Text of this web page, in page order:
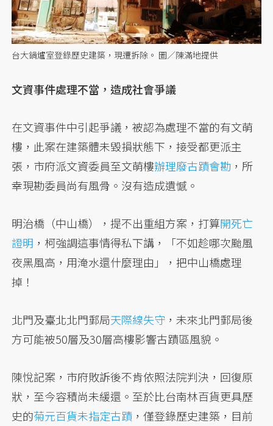
台大鍋爐室登錄歷史建築，現遭拆除。 圖／陳滿地提供
文資事件處理不當，造成社會爭議
在文資事件中引起爭議，被認為處理不當的有文萌
樓，此案在建築體未毀損狀態下，接受都更派主
張，市府派文資委員至文萌樓辦理廢古蹟會勘 ，所
幸現勘委員尚有風骨。沒有造成遺憾。
明治橋（中山橋），提不出重組方案，打算開死亡
證明 ，柯強調這事情得私下講，「不如趁哪次颱風
夜黑風高，用淹水還什麼理由」，把中山橋處理
掉！
北門及臺北北門郵局天際線失守 ，未來北門郵局後
方可能被50層及30層高樓影響古蹟區風貌。
陳悅記案，市府敗訴後不肯依照法院判決，回復原
狀，至今容積尚未緩還。至於比台南林百貨更具歷
史的菊元百貨未指定古蹟 ，僅登錄歷史建築，目前